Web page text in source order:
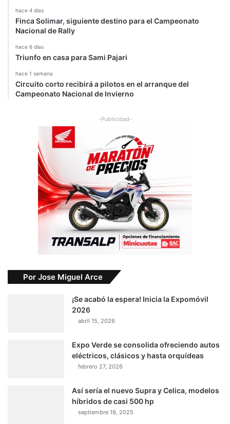
hace 4 días
Finca Solimar, siguiente destino para el Campeonato
Nacional de Rally
hace 6 días
Triunfo en casa para Sami Pajari
hace 1 semana
Circuito corto recibirá a pilotos en el arranque del
Campeonato Nacional de Invierno
-Publicidad-
Por Jose Miguel Arce
¡Se acabó la espera! Inicia la Expomóvil
2026
abril 15, 2026
Expo Verde se consolida ofreciendo autos
eléctricos, clásicos y hasta orquídeas
febrero 27, 2026
Así sería el nuevo Supra y Celica, modelos
híbridos de casi 500 hp
septiembre 19, 2025